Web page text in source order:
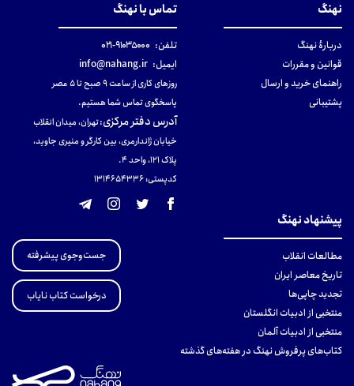
نهنگ
دربارهٔ نهنگ
قوانین و مقررات
راهنمای خرید و ارسال
پشتیبانی
تماس با نهنگ
تلفن: ۹۱۰۳۵۰۰۰-۰۲۱
ایمیل: info@nahang.ir
روزهای کاری از ساعت ۹ صبح تا ۵ عصر
پاسخگوی تماس شما هستیم.
آدرس دفتر مرکزی:تهران، میدان انقلاب
خیابان ژاندارمری، بین کارگر و منیری جاوید،
پلاک 121، واحد ۴.
کدپستی: 131465433۶
پیشنهاد نهنگ
مطالعات انقلاب
تاریخ معاصر ایران
تجدید چاپی‌ها
منتخبی از ادبیات انگلستان
منتخبی از ادبیات آلمان
کتاب‌های پرفروش نهنگ در هفته‌های گذشته
جست‌وجوی پیشرفته
درخواست کتاب نایاب